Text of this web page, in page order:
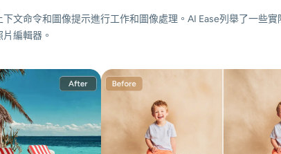
文命令和圖像提示進行工作和圖像處理。AI Ease列舉了一些
編輯器。